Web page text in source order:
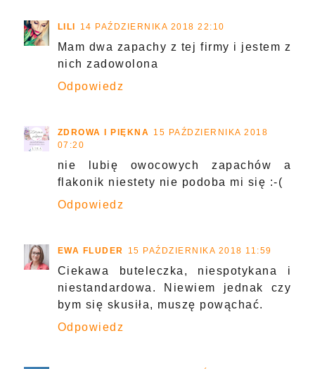
LILI 14 PAŹDZIERNIKA 2018 22:10
Mam dwa zapachy z tej firmy i jestem z
nich zadowolona
Odpowiedz
ZDROWA I PIĘKNA
15 PAŹDZIERNIKA 2018
07:20
nie lubię owocowych zapachów a
flakonik niestety nie podoba mi się :-(
Odpowiedz
EWA FLUDER 15 PAŹDZIERNIKA 2018 11:59
Ciekawa buteleczka, niespotykana i
niestandardowa. Niewiem jednak czy
bym się skusiła, muszę powąchać.
Odpowiedz